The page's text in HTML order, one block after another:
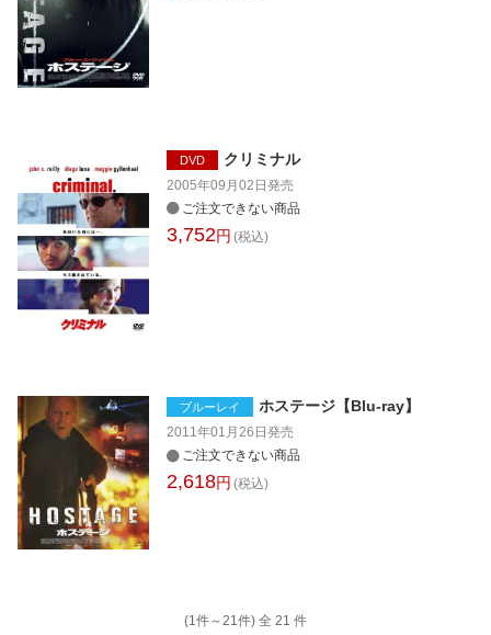
DVD クリミナル
2005年09月02日発売
ご注文できない商品
3,752円 (税込)
ブルーレイ ホステージ【Blu-ray】
2011年01月26日 発売
ご注文できない商品
2,618円 (税込)
(1件～ 21 件) 全 21 件